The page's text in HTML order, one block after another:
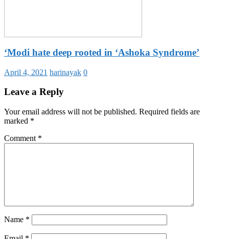
‘Modi hate deep rooted in ‘Ashoka Syndrome’
April 4, 2021 harinayak 0
Leave a Reply
Your email address will not be published. Required fields are
marked *
Comment *
Name *